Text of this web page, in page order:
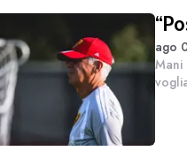
ago
Mani